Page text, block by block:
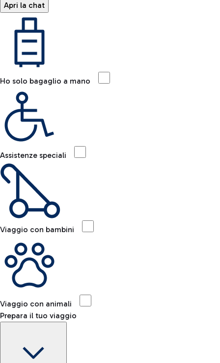
Apri la chat
Ho solo bagaglio a mano
Assistenze speciali
Viaggio con bambini
Viaggio con animali
Prepara il tuo viaggio